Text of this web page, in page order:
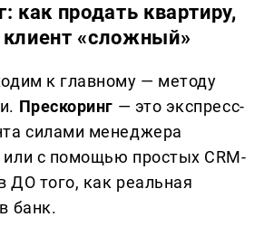
как продать квартиру,
«сложный»
к главному — методу
Прескоринг — это экспресс-
силами менеджера
с помощью простых CRM-
ДО того, как реальная
банк.